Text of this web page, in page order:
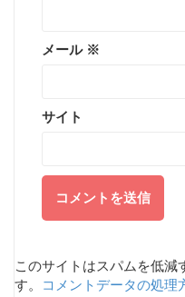
メール ※
サイト
このサイトはスパムを低減
す。
コメントデータの処理